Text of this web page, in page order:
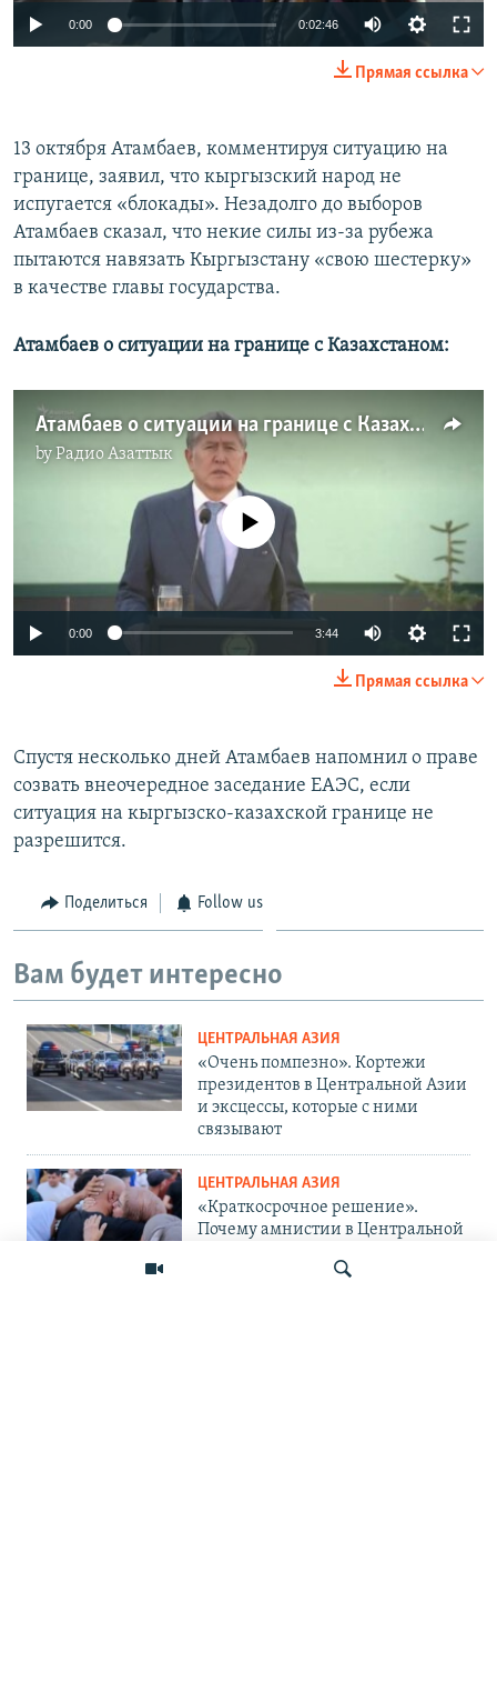
0:00 0:02:46
Прямая ссылка
13 октября Атамбаев, комментируя ситуацию на
границе, заявил, что кыргызский народ не
испугается «блокады». Незадолго до выборов
Атамбаев сказал, что некие силы из-за рубежа
пытаются навязать Кыргызстану «свою шестерку»
в качестве главы государства.
Атамбаев о ситуации на границе с Казахстаном:
Атамбаев о ситуации на границе с Казахстаном
byРадио Азаттык
No media source currently available
0:00 3:44
Прямая ссылка
Спустя несколько дней Атамбаев напомнил о праве
созвать внеочередное заседание ЕАЭС, если
ситуация на кыргызско-казахской границе не
разрешится.
Поделиться Follow us
Вам будет интересно
ЦЕНТРАЛЬНАЯ АЗИЯ
«Очень помпезно». Кортежи
президентов в Центральной Азии
и эксцессы, которые с ними
связывают
ЦЕНТРАЛЬНАЯ АЗИЯ
«Краткосрочное решение».
Почему амнистии в Центральной